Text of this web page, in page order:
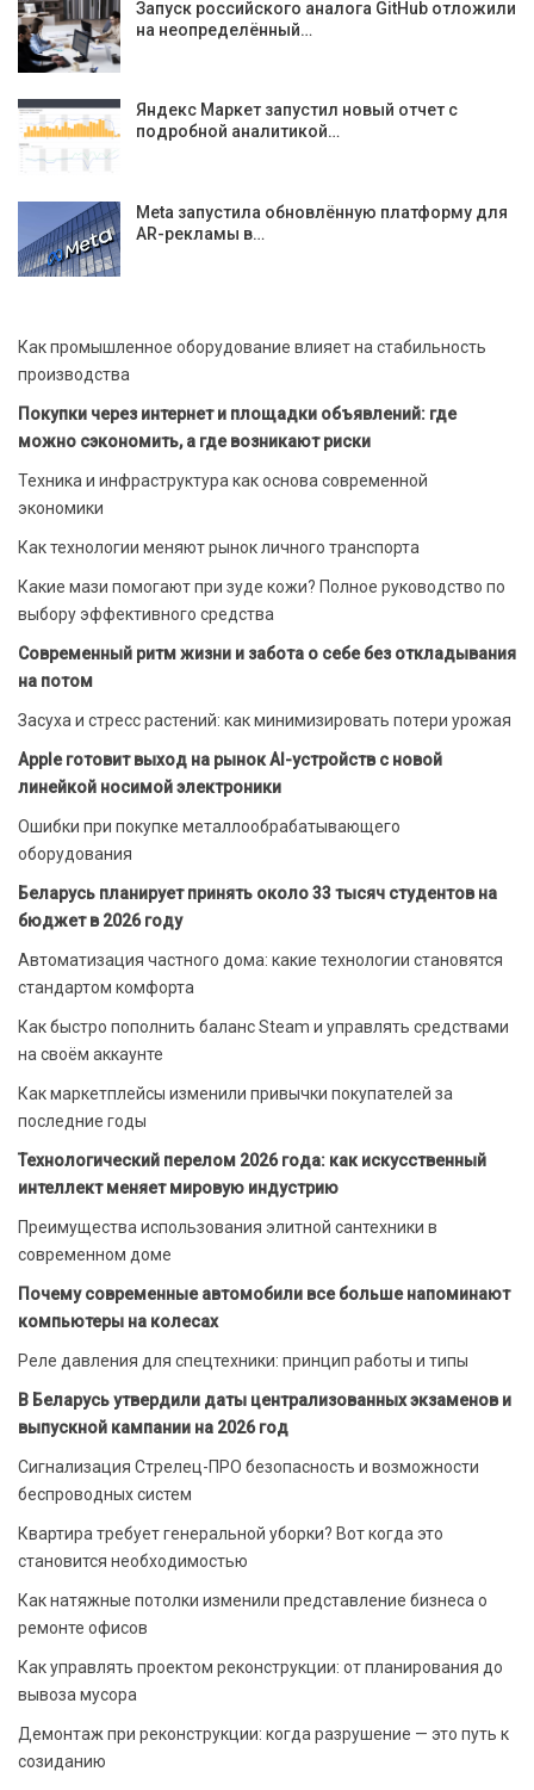
Запуск российского аналога GitHub отложили
на неопределённый…
Яндекс Маркет запустил новый отчет с
подробной аналитикой…
Meta запустила обновлённую платформу для
AR-рекламы в…
Как промышленное оборудование влияет на стабильность
производства
Покупки через интернет и площадки объявлений: где
можно сэкономить, а где возникают риски
Техника и инфраструктура как основа современной
экономики
Как технологии меняют рынок личного транспорта
Какие мази помогают при зуде кожи? Полное руководство по
выбору эффективного средства
Современный ритм жизни и забота о себе без откладывания
на потом
Засуха и стресс растений: как минимизировать потери урожая
Apple готовит выход на рынок AI-устройств с новой
линейкой носимой электроники
Ошибки при покупке металлообрабатывающего
оборудования
Беларусь планирует принять около 33 тысяч студентов на
бюджет в 2026 году
Автоматизация частного дома: какие технологии становятся
стандартом комфорта
Как быстро пополнить баланс Steam и управлять средствами
на своём аккаунте
Как маркетплейсы изменили привычки покупателей за
последние годы
Технологический перелом 2026 года: как искусственный
интеллект меняет мировую индустрию
Преимущества использования элитной сантехники в
современном доме
Почему современные автомобили все больше напоминают
компьютеры на колесах
Реле давления для спецтехники: принцип работы и типы
В Беларусь утвердили даты централизованных экзаменов и
выпускной кампании на 2026 год
Сигнализация Стрелец-ПРО безопасность и возможности
беспроводных систем
Квартира требует генеральной уборки? Вот когда это
становится необходимостью
Как натяжные потолки изменили представление бизнеса о
ремонте офисов
Как управлять проектом реконструкции: от планирования до
вывоза мусора
Демонтаж при реконструкции: когда разрушение — это путь к
созиданию